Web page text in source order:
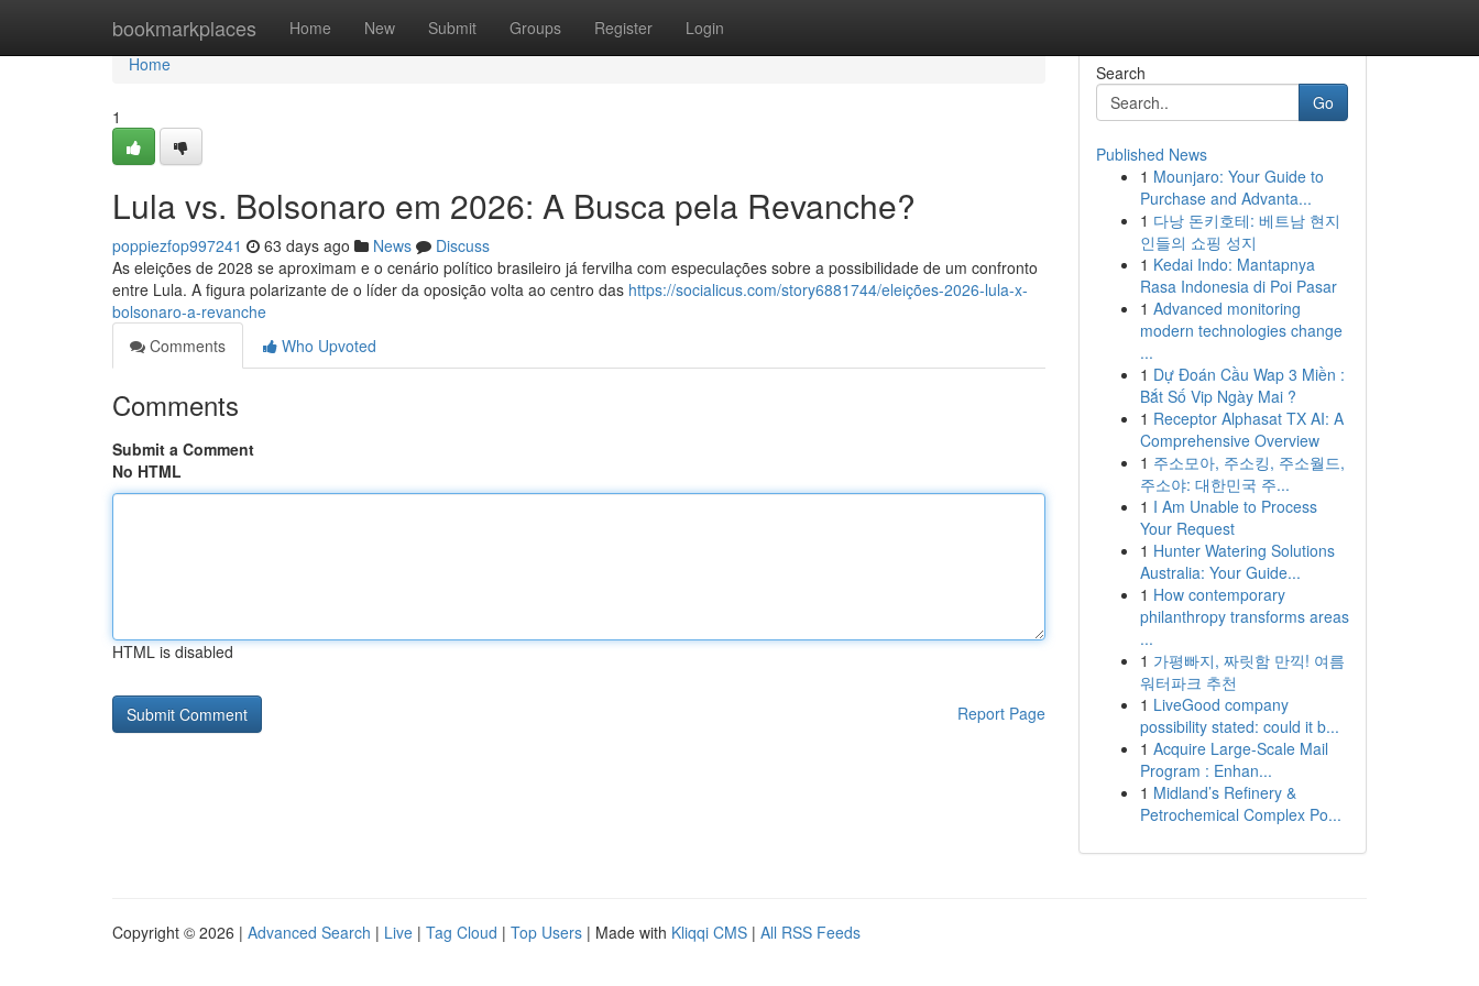
bookmarkplaces Home New Submit Groups Register Login
Home
Home
1
Lula vs. Bolsonaro em 2026: A Busca pela Revanche?
poppiezfop997241 63 days ago News
Discuss
As eleições de 2028 se aproximam e o cenário político brasileiro já fervilha com especulações sobre a possibilidade de um confronto
entre Lula. A figura polarizante de o líder da oposição volta ao centro das https://socialicus.com/story6881744/eleições-2026-lula-x-
bolsonaro-a-revanche
Comments
Who Upvoted
Comments
Submit a Comment
No HTML
HTML is disabled
Report Page
Search
Go
Published News
1 Mounjaro: Your Guide to
Purchase and Advanta...
1 다낭 돈키호테: 베트남 현지
인들의 쇼핑 성지
1 Kedai Indo: Mantapnya
Rasa Indonesia di Poi Pasar
1 Advanced monitoring
modern technologies change
...
1 Dự Đoán Cầu Wap 3 Miền :
Bắt Số Vip Ngày Mai ?
1 Receptor Alphasat TX AI: A
Comprehensive Overview
1 주소모아, 주소킹, 주소월드,
주소야: 대한민국 주...
1 I Am Unable to Process
Your Request
1 Hunter Watering Solutions
Australia: Your Guide...
1 How contemporary
philanthropy transforms areas
...
1 가평빠지, 짜릿함 만끽! 여름
워터파크 추천
1 LiveGood company
possibility stated: could it b...
1 Acquire Large-Scale Mail
Program : Enhan...
1 Midland’s Refinery &
Petrochemical Complex Po...
Copyright © 2026 | Advanced Search | Live | Tag Cloud | Top Users | Made with Kliqqi CMS | All RSS Feeds